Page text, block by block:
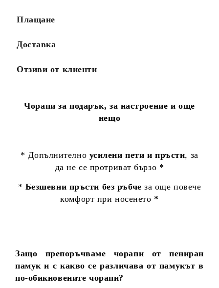
Плащане
Доставка
Отзиви от клиенти
Чорапи за подарък, за настроение и още
нещо
* Допълнително усилени пети и пръсти, за
да не се протриват бързо *
* Безшевни пръсти без ръбчеза още повече
комфорт при носенето *
Защо препоръчваме чорапи от пениран
памук и с какво се различава от памукът в
по-обикновените чорапи?